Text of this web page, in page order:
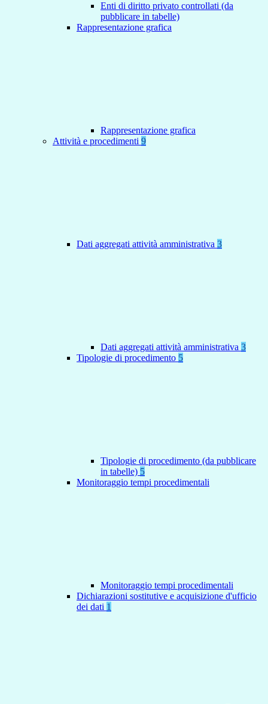
Enti di diritto privato controllati (da
pubblicare in tabelle)
Rappresentazione grafica
Rappresentazione grafica
Attività e procedimenti 9
Dati aggregati attività amministrativa 3
Dati aggregati attività amministrativa 3
Tipologie di procedimento 5
Tipologie di procedimento (da pubblicare
in tabelle) 5
Monitoraggio tempi procedimentali
Monitoraggio tempi procedimentali
Dichiarazioni sostitutive e acquisizione d'ufficio
dei dati 1